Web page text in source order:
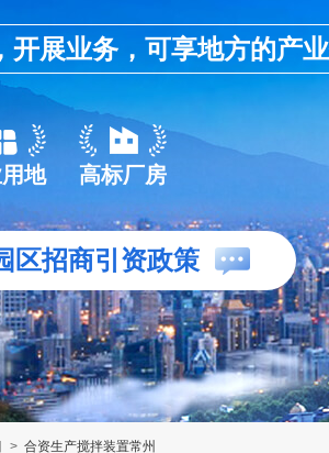
开展业务，可享地方的产
地 高标厂房
区招商引资政策
> 合资生产搅拌装置常州